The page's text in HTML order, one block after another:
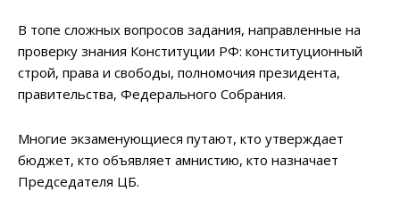
В топе сложных вопросов задания, направленные на
проверку знания Конституции РФ: конституционный
строй, права и свободы, полномочия президента,
правительства, Федерального Собрания.
Многие экзаменующиеся путают, кто утверждает
бюджет, кто объявляет амнистию, кто назначает
Председателя ЦБ.